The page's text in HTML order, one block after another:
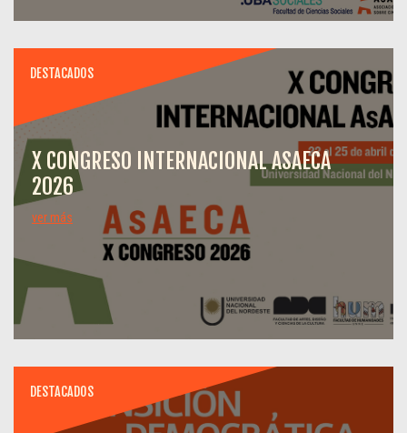
DESTACADOS
X CONGRESO INTERNACIONAL ASAECA
2026
ver más
DESTACADOS